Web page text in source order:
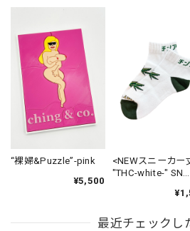
“裸婦&Puzzle”-pink
¥5,500
<NEWスニーカー
"THC-white-" SN
最近チェックし